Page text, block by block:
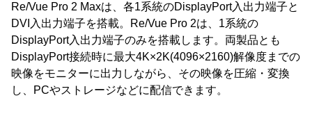
Re/Vue Pro 2 Maxは、各1系統のDisplayPort入出力端子と
DVI入出力端子を搭載。Re/Vue Pro 2は、1系統の
DisplayPort入出力端子のみを搭載します。両製品とも
DisplayPort接続時に最大4K×2K(4096×2160)解像度までの
映像をモニターに出力しながら、その映像を圧縮・変換
し、PCやストレージなどに配信できます。